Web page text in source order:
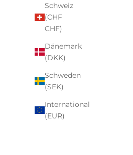
Schweiz
(CHF
CHF)
Dänemark
(DKK)
Schweden
(SEK)
International
(EUR)